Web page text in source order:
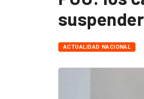
ACTUALIDAD NACIONAL